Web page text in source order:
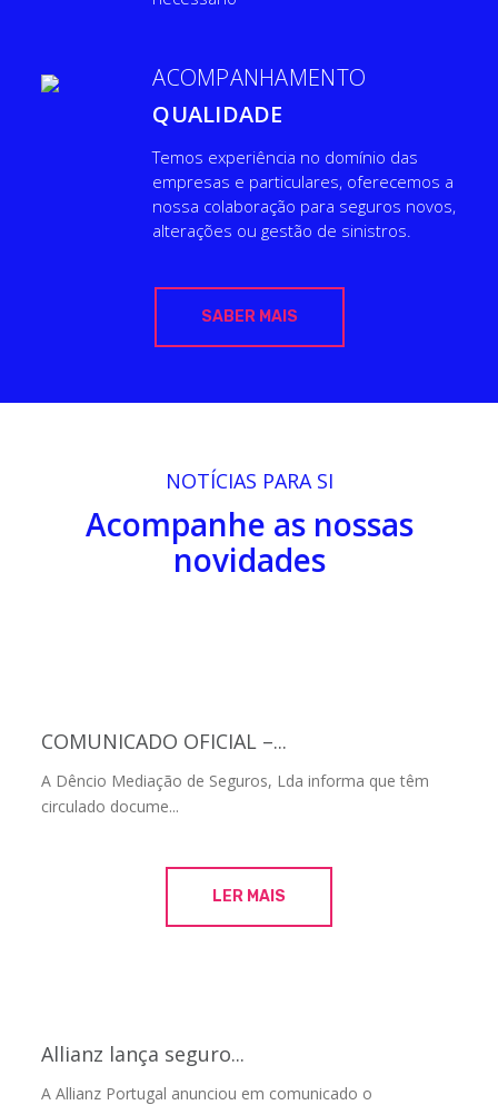
ACOMPANHAMENTO
QUALIDADE
​Temos experiência no domínio das
empresas e particulares, oferecemos a
nossa colaboração para seguros novos,
alterações ou gestão de sinistros.
SABER MAIS
NOTÍCIAS PARA SI
Acompanhe as nossas
novidades
COMUNICADO OFICIAL –...
A Dêncio Mediação de Seguros, Lda informa que têm
circulado docume...
LER MAIS
Allianz lança seguro...
A Allianz Portugal anunciou em comunicado o